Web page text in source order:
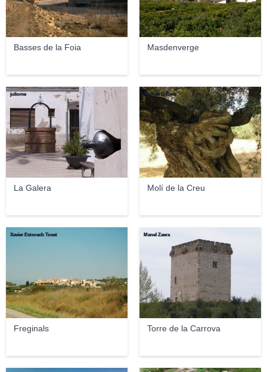
Basses de la Foia Masdenverge
La Galera
juliome
Molí de la Creu
Molí de la Creu
Freginals
Xavier Estorach Toset
Torre de la Carrova
Manel Zaera